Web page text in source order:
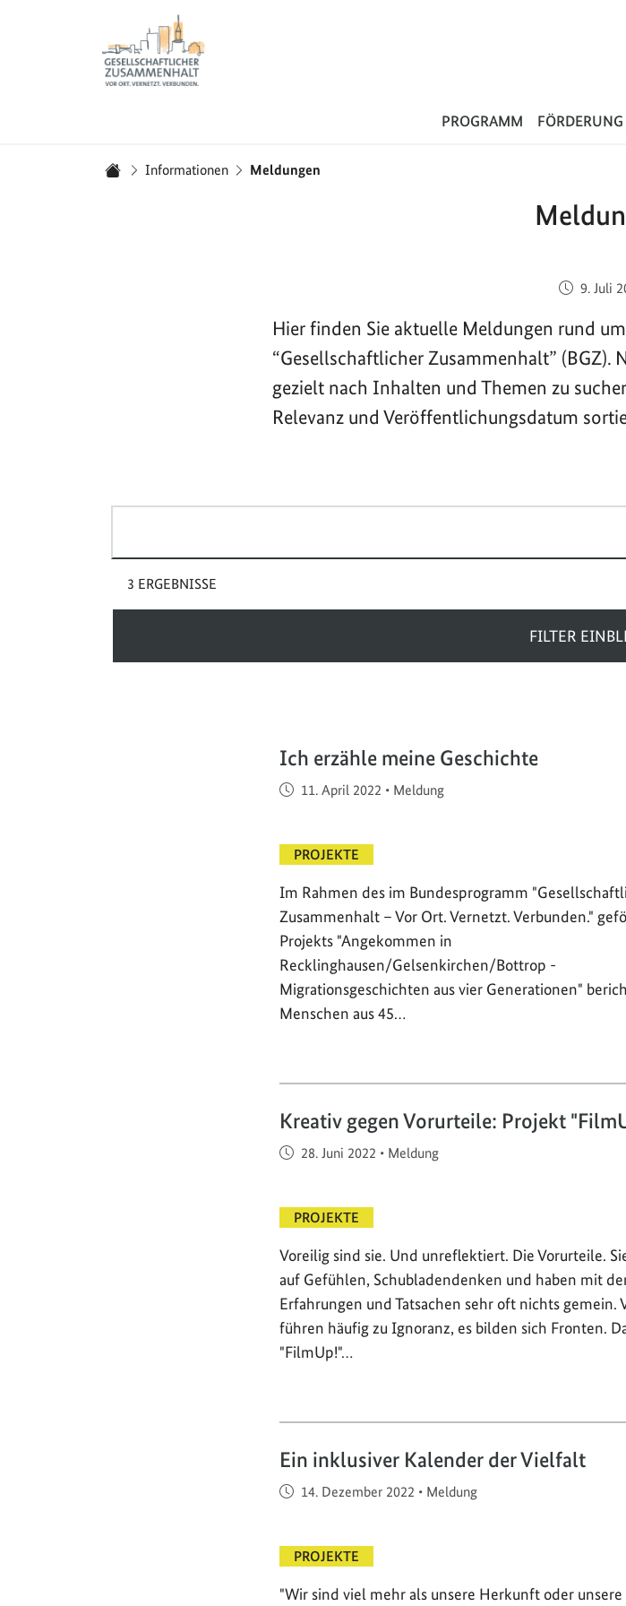
PROGRAMM FÖRDERUNG
Informationen Meldungen
9. Juli
Hier finden Sie aktuelle Meldungen rund
“Gesellschaftlicher Zusammenhalt” (BGZ).
gezielt nach Inhalten und Themen zu
Relevanz und Veröffentlichungsdatum
3 ERGEBNISSE
FILTER
Ich erzähle meine Geschichte
Veröffentlicht am
11. April 2022 • Meldung
PROJEKTE
Im Rahmen des im Bundesprogramm
Zusammenhalt – Vor Ort. Vernetzt. Verbunden."
Projekts "Angekommen in
Recklinghausen/Gelsenkirchen/Bottrop -
Migrationsgeschichten aus vier Generationen"
Menschen aus 45…
Kreativ gegen Vorurteile: Projekt
Veröffentlicht am
28. Juni 2022 • Meldung
PROJEKTE
Voreilig sind sie. Und unreflektiert. Die Vorurteile.
auf Gefühlen, Schubladendenken und haben mit
Erfahrungen und Tatsachen sehr oft nichts gemein.
führen häufig zu Ignoranz, es bilden sich Fronten.
"FilmUp!"…
Ein inklusiver Kalender der Vielfalt
Veröffentlicht am
14. Dezember 2022 • Meldung
PROJEKTE
"Wir sind viel mehr als unsere Herkunft oder unsere